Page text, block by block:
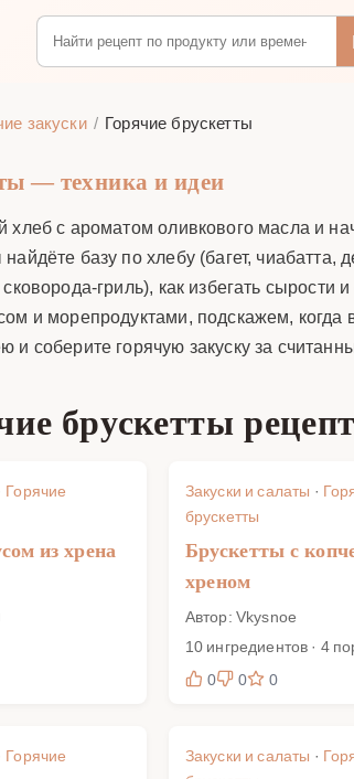
закуски Горячие брускетты
— техника и идеи
с ароматом оливкового масла и
базу по хлебу (багет,
гриль), как избегать
и морепродуктами, подскажем, когда
соберите горячую закуску за
брускетты
Горячие
из хрена
Закуски и салаты ·
брускетты
Брускетты с
хреном
Автор: Vkysnoe
10 ингредиентов · 4
0
0 0
Горячие
Закуски и салаты ·